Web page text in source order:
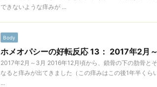
できないような痒みが ...
Body
ホメオパシーの好転反応 13： 2017年2月
2017年2月～3月 2016年12月頃から、鎖骨の下の肋骨と
なると痒みが出てきました（この痒みはこの後1年半く
...